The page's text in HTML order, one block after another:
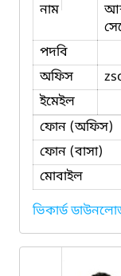
নাম
পদবি
অফিস
ইমেইল
ফোন (অফিস)
ফোন (বাসা)
মোবাইল
ভিকার্ড